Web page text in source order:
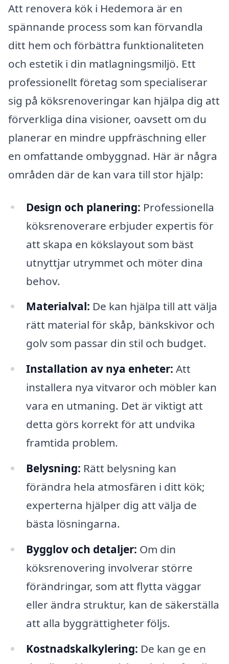
Att renovera kök i Hedemora är en
spännande process som kan förvandla
ditt hem och förbättra funktionaliteten
och estetik i din matlagningsmiljö. Ett
professionellt företag som specialiserar
sig på köksrenoveringar kan hjälpa dig att
förverkliga dina visioner, oavsett om du
planerar en mindre uppfräschning eller
en omfattande ombyggnad. Här är några
områden där de kan vara till stor hjälp:
Design och planering: Professionella
köksrenoverare erbjuder expertis för
att skapa en kökslayout som bäst
utnyttjar utrymmet och möter dina
behov.
Materialval: De kan hjälpa till att välja
rätt material för skåp, bänkskivor och
golv som passar din stil och budget.
Installation av nya enheter: Att
installera nya vitvaror och möbler kan
vara en utmaning. Det är viktigt att
detta görs korrekt för att undvika
framtida problem.
Belysning: Rätt belysning kan
förändra hela atmosfären i ditt kök;
experterna hjälper dig att välja de
bästa lösningarna.
Bygglov och detaljer: Om din
köksrenovering involverar större
förändringar, som att flytta väggar
eller ändra struktur, kan de säkerställa
att alla byggrättigheter följs.
Kostnadskalkylering: De kan ge en